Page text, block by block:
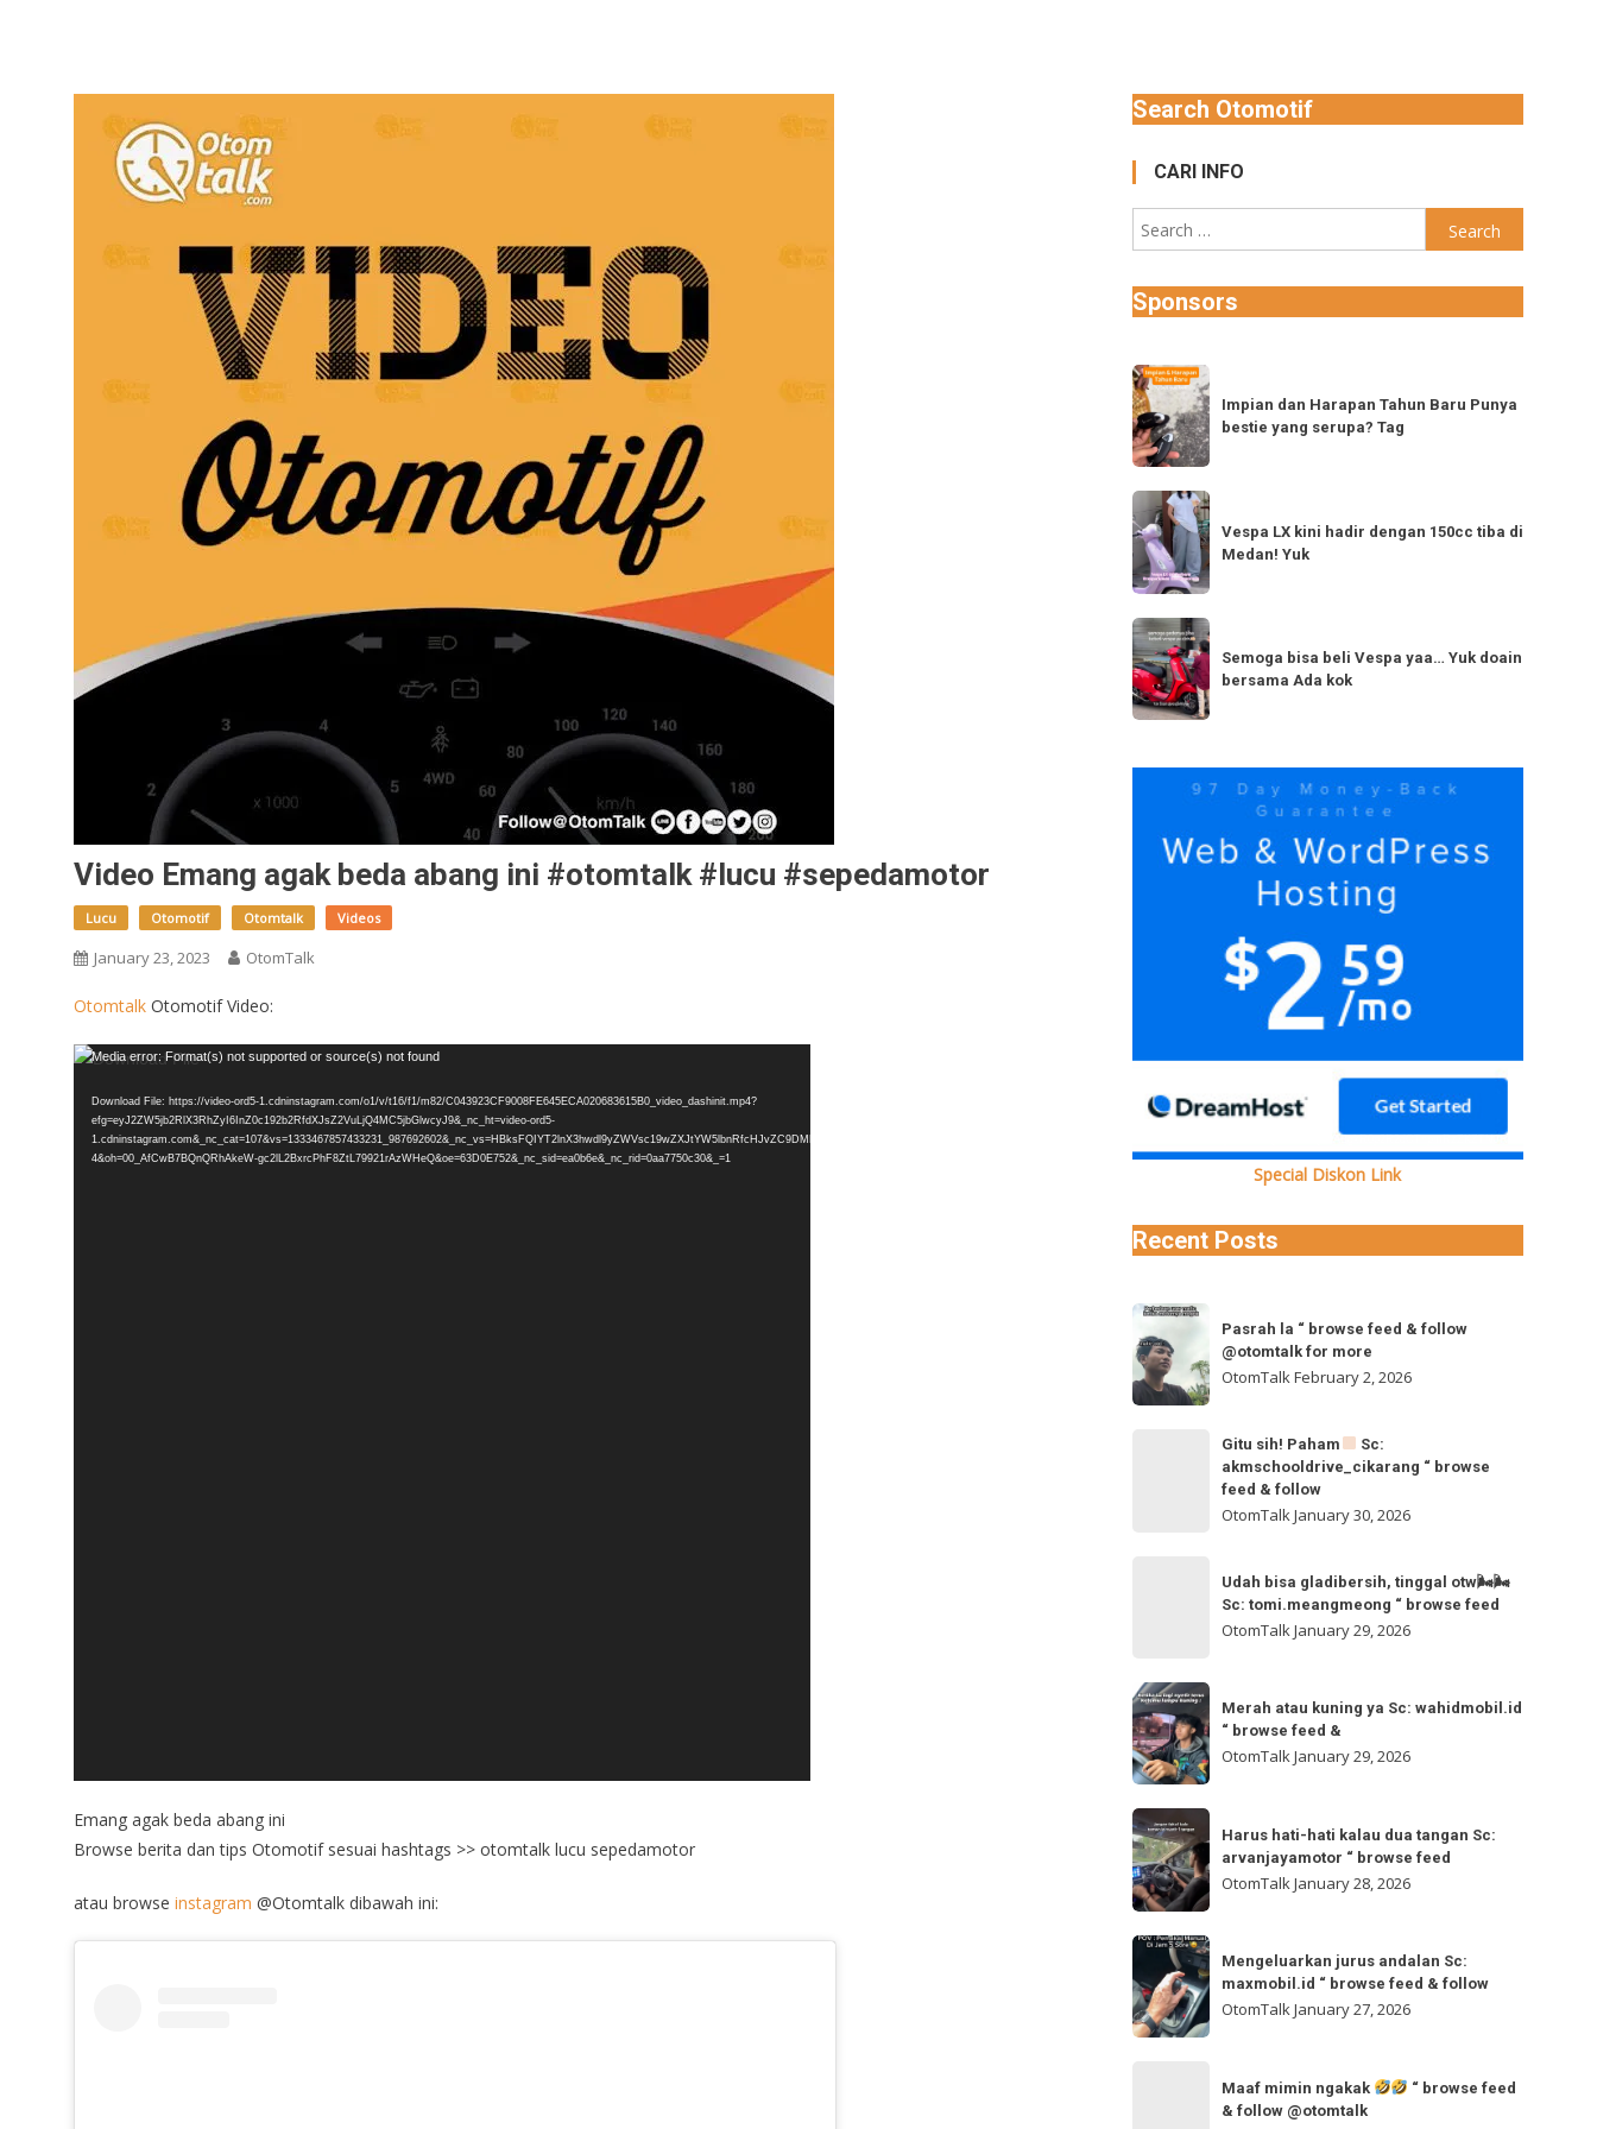
Video Emang agak beda abang ini #otomtalk #lucu #sepedamotor
Lucu Otomotif Otomtalk Videos
January 23, 2023 OtomTalk
Otomtalk Otomotif Video:
Video
Media error: Format(s) not supported or source(s) not found
Download File: https://video-ord5-1.cdninstagram.com/o1/v/t16/f1/m82/C043923CF9008FE645ECA020683615B0_video_dashinit.mp4?
efg=eyJ2ZW5jb2RlX3RhZyI6InZ0c192b2RfdXJsZ2VuLjQ4MC5jbGlwcyJ9&_nc_ht=video-ord5-
4&oh=00_AfCwB7BQnQRhAkeW-gc2lL2BxrcPhF8ZtL79921rAzWHeQ&oe=63D0E752&_nc_sid=ea0b6e&_nc_rid=0aa7750c30&_=1
Emang agak beda abang ini
Browse berita dan tips Otomotif sesuai hashtags >> otomtalk lucu sepedamotor
atau browse instagram @Otomtalk dibawah ini:
Search Otomotif
CARI INFO
Search
for:
Sponsors
Impian
dan
Harapan
Tahun
Baru
Punya
bestie
yang
Tag
Impian dan Harapan Tahun Baru Punya
bestie yang serupa? Tag
Vespa
LX
kini
hadir
dengan
150cc
tiba
di
Yuk
Vespa LX kini hadir dengan 150cc tiba di
Medan! Yuk
Semoga
bisa
beli
Vespa
Yuk
bersama
Semoga bisa beli Vespa yaa… Yuk doain
bersama Ada kok
Special Diskon Link
Recent Posts
Pasrah
la
browse
@otomtalk
Pasrah la “ browse feed & follow
@otomtalk for more
OtomTalkFebruary 2, 2026
akmschooldrive_cikarang
&
follow
Gitu sih! Paham
Sc:
akmschooldrive_cikarang “ browse
feed & follow
OtomTalkJanuary 30, 2026
gladibersih,
otw
🌬
🌬
Sc:
“
browse
feed
Udah bisa gladibersih, tinggal otw🌬🌬
Sc: tomi.meangmeong “ browse feed
OtomTalkJanuary 29, 2026
Merah
atau
kuning
ya
Sc:
wahidmobil.id
“
browse
Merah atau kuning ya Sc: wahidmobil.id
“ browse feed &
OtomTalkJanuary 29, 2026
Harus
hati-
hati
kalau
dua
tangan
Sc:
arvanjayamotor
Harus hati-hati kalau dua tangan Sc:
arvanjayamotor “ browse feed
OtomTalkJanuary 28, 2026
Mengeluarkan
jurus
andalan
Sc:
Mengeluarkan jurus andalan Sc:
maxmobil.id “ browse feed & follow
OtomTalkJanuary 27, 2026
Maaf mimin ngakak
“ browse feed
& follow @otomtalk